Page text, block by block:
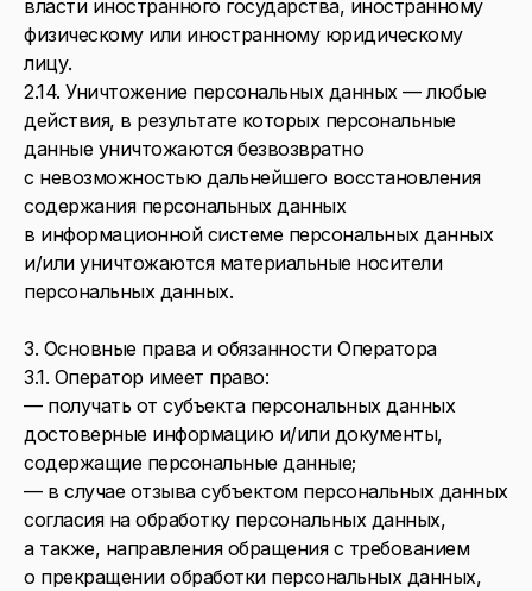
власти иностранного государства, иностранному
физическому или иностранному юридическому
лицу.
2.14. Уничтожение персональных данных — любые
действия, в результате которых персональные
данные уничтожаются безвозвратно
с невозможностью дальнейшего восстановления
содержания персональных данных
в информационной системе персональных данных
и/или уничтожаются материальные носители
персональных данных.
3. Основные права и обязанности Оператора
3.1. Оператор имеет право:
— получать от субъекта персональных данных
достоверные информацию и/или документы,
содержащие персональные данные;
— в случае отзыва субъектом персональных данных
согласия на обработку персональных данных,
а также, направления обращения с требованием
о прекращении обработки персональных данных,